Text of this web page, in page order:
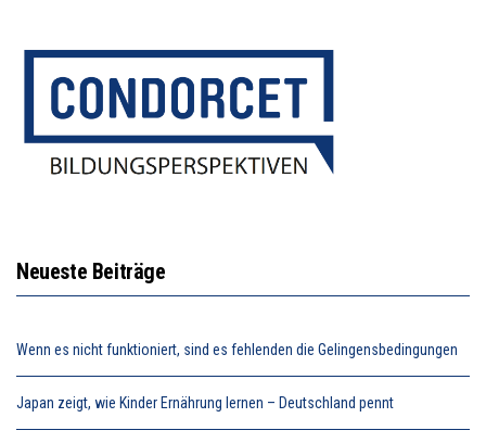
Neueste Beiträge
Wenn es nicht funktioniert, sind es fehlenden die Gelingensbedingungen
Japan zeigt, wie Kinder Ernährung lernen – Deutschland pennt